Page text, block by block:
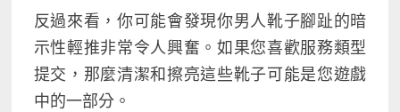
反過來看，你可能會發現你男人靴子腳趾的暗
示性輕推非常令人興奮。如果您喜歡服務類型
提交 ，那麼清潔和擦亮這些靴子可能是您遊戲
中的一部分。